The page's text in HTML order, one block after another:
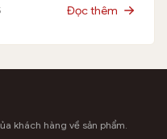
Đọc thêm
khách hàng về sản phẩm.